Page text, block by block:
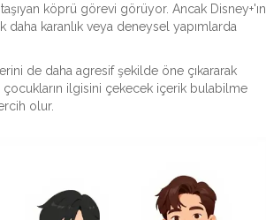
köprü görevi görüyor. Ancak Disney+'ın
karanlık veya deneysel yapımlarda
de daha agresif şekilde öne çıkararak
ilgisini çekecek içerik bulabilme
olur.